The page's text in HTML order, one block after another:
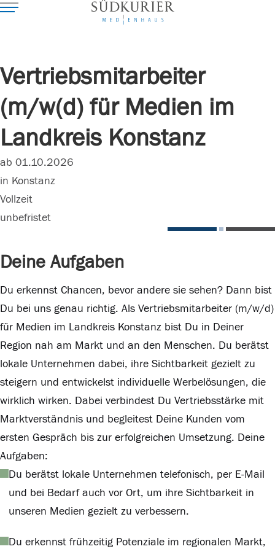
Vertriebsmitarbeiter
(m/w(d) für Medien im
Landkreis Konstanz
ab 01.10.2026
in Konstanz
Vollzeit
unbefristet
Deine Aufgaben
Du erkennst Chancen, bevor andere sie sehen? Dann bist
Du bei uns genau richtig. Als Vertriebsmitarbeiter (m/w/d)
für Medien im Landkreis Konstanz bist Du in Deiner
Region nah am Markt und an den Menschen. Du berätst
lokale Unternehmen dabei, ihre Sichtbarkeit gezielt zu
steigern und entwickelst individuelle Werbelösungen, die
wirklich wirken. Dabei verbindest Du Vertriebsstärke mit
Marktverständnis und begleitest Deine Kunden vom
ersten Gespräch bis zur erfolgreichen Umsetzung. Deine
Aufgaben:
Du berätst lokale Unternehmen telefonisch, per E-Mail
und bei Bedarf auch vor Ort, um ihre Sichtbarkeit in
unseren Medien gezielt zu verbessern.
Du erkennst frühzeitig Potenziale im regionalen Markt,